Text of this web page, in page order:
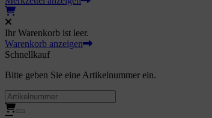
Ihr Warenkorb ist leer.
Warenkorb anzeigen
Schnellkauf
Bitte geben Sie eine Artikelnummer ein.
Surprise!
little Pony
Mario